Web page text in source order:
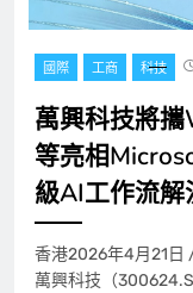
國際 工商 科技
萬興科技將
等亮相
級AI工作流解
香港2026年4月21日
萬興科技（